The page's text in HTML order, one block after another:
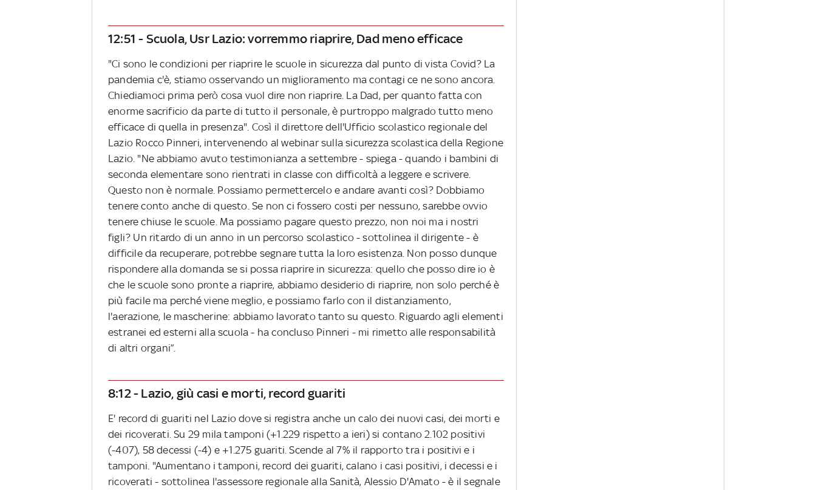
12:51 - Scuola, Usr Lazio: vorremmo riaprire, Dad meno efficace
"Ci sono le condizioni per riaprire le scuole in sicurezza dal punto di vista Covid? La
pandemia c'è, stiamo osservando un miglioramento ma contagi ce ne sono ancora.
Chiediamoci prima però cosa vuol dire non riaprire. La Dad, per quanto fatta con
enorme sacrificio da parte di tutto il personale, è purtroppo malgrado tutto meno
efficace di quella in presenza". Così il direttore dell'Ufficio scolastico regionale del
Lazio Rocco Pinneri, intervenendo al webinar sulla sicurezza scolastica della Regione
Lazio. "Ne abbiamo avuto testimonianza a settembre - spiega - quando i bambini di
seconda elementare sono rientrati in classe con difficoltà a leggere e scrivere.
Questo non è normale. Possiamo permettercelo e andare avanti così? Dobbiamo
tenere conto anche di questo. Se non ci fossero costi per nessuno, sarebbe ovvio
tenere chiuse le scuole. Ma possiamo pagare questo prezzo, non noi ma i nostri
figli? Un ritardo di un anno in un percorso scolastico - sottolinea il dirigente - è
difficile da recuperare, potrebbe segnare tutta la loro esistenza. Non posso dunque
rispondere alla domanda se si possa riaprire in sicurezza: quello che posso dire io è
che le scuole sono pronte a riaprire, abbiamo desiderio di riaprire, non solo perché è
più facile ma perché viene meglio, e possiamo farlo con il distanziamento,
l'aerazione, le mascherine: abbiamo lavorato tanto su questo. Riguardo agli elementi
estranei ed esterni alla scuola - ha concluso Pinneri - mi rimetto alle responsabilità
di altri organi”.
8:12 - Lazio, giù casi e morti, record guariti
E' record di guariti nel Lazio dove si registra anche un calo dei nuovi casi, dei morti e
dei ricoverati. Su 29 mila tamponi (+1.229 rispetto a ieri) si contano 2.102 positivi
(-407), 58 decessi (-4) e +1.275 guariti. Scende al 7% il rapporto tra i positivi e i
tamponi. "Aumentano i tamponi, record dei guariti, calano i casi positivi, i decessi e i
ricoverati - sottolinea l'assessore regionale alla Sanità, Alessio D'Amato - è il segnale